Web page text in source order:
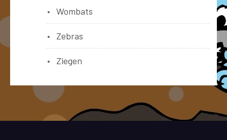
Wombats
Zebras
Ziegen